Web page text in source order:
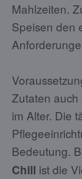
Mahlzeiten.
Speisen den
Zutaten
im Alter. Die
Bedeutung.
Chill ist die